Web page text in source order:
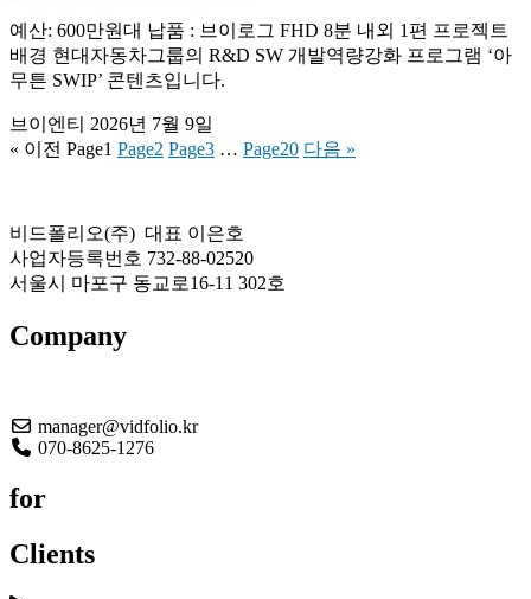
예산: 600만원대 납품 : 브이로그 FHD 8분 내외 1편 프로젝트
배경 현대자동차그룹의 R&D SW 개발역량강화 프로그램 ‘아
무튼 SWIP’ 콘텐츠입니다.
브이엔티 2026년 7월 9일
« 이전 Page1 Page2 Page3 … Page20 다음 »
비드폴리오(주) 대표 이은호
사업자등록번호 732-88-02520
서울시 마포구 동교로16-11 302호
Company
manager@vidfolio.kr
070-8625-1276
for
Clients